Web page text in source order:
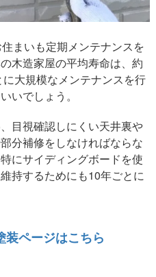
まいも定期メンテナンスを
木造家屋の平均寿命は、約
大規模なメンテナンスを行
いでしょう。
目視確認しにくい天井裏や
分補修をしなければならな
にサイディングボードを使
持するためにも10年ごとに
ページはこちら